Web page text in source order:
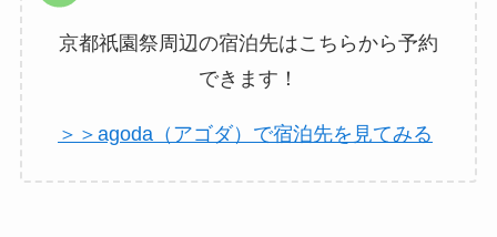
京都祇園祭周辺の宿泊先はこちらから予約
できます！
＞＞agoda（アゴダ）で宿泊先を見てみる